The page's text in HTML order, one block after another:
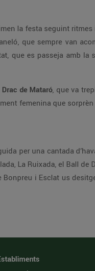
la festa seguint
que sempre van
que es passeja amb la
Drac de Mataró, que va
femenina que
per una cantada
La Ruixada, el Ball de
i Esclat us